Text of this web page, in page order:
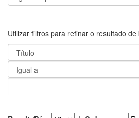
Utilizar filtros para refinar o resultado de